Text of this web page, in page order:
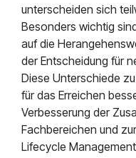
unterscheiden sich
Besonders wichtig
auf die
der Entscheidung für
Diese Unterschiede
für das Erreichen
Verbesserung der
Fachbereichen und
Lifecycle